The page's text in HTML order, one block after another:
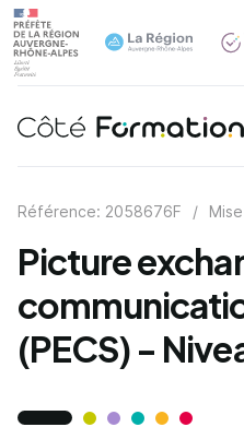
Référence: 2058676F /
Picture
(PECS) -